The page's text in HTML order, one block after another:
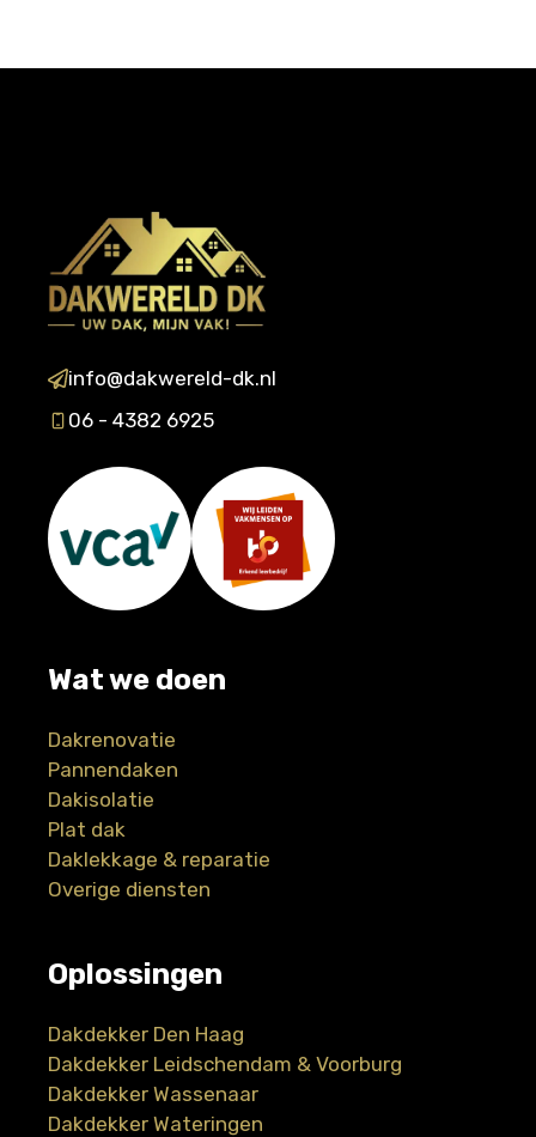
info@dakwereld-dk.nl
06 - 4382 6925
Wat we doen
Dakrenovatie
Pannendaken
Dakisolatie
Plat dak
Daklekkage & reparatie
Overige diensten
Oplossingen
Dakdekker Den Haag
Dakdekker Leidschendam & Voorburg
Dakdekker Wassenaar
Dakdekker Wateringen